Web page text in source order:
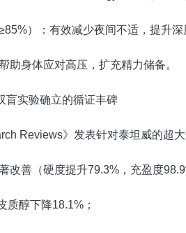
）：有效减少夜间不适，提升深
助身体应对高压，扩充精力储备。
盲实验确立的循证丰碑
Reviews》发表针对泰坦威的超
改善（硬度提升79.3%，充盈度
质醇下降18.1%；